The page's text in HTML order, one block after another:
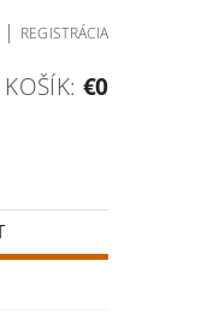
| REGISTRÁCIA
KOŠÍK: €0